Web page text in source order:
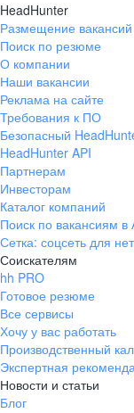
HeadHunter
Размещение вакансий
Поиск по резюме
О компании
Наши вакансии
Реклама на сайте
Требования к ПО
Безопасный
HeadHunter API
Партнерам
Инвесторам
Каталог компаний
Поиск по вакансиям в
Сетка: соцсеть для
Соискателям
hh PRO
Готовое резюме
Все сервисы
Хочу у вас работать
Производственный
Экспертная
Новости и статьи
Блог